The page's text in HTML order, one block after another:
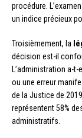
procédure.
un indice précieux
Troisièmement, la
décision est-il
L’administration a-
ou une erreur
de la Justice de
représentent 58%
administratifs.